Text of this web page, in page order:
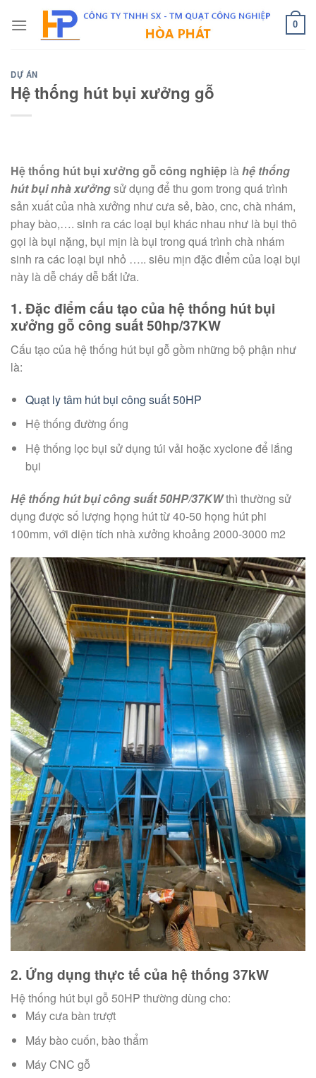
0
DỰ ÁN
Hệ thống hút bụi xưởng gỗ
Hệ thống hút bụi xưởng gỗ công nghiệp là hệ thống
hút bụi nhà xưởngsử dụng để thu gom trong quá trình
sản xuất của nhà xưởng như cưa sẻ, bào, cnc, chà nhám,
phay bào,…. sinh ra các loại bụi khác nhau như là bụi thô
gọi là bụi nặng, bụi mịn là bụi trong quá trình chà nhám
sinh ra các loại bụi nhỏ ….. siêu mịn đặc điểm của loại bụi
này là dễ cháy dễ bắt lửa.
1. Đặc điểm cấu tạo của hệ thống hút bụi
xưởng gỗ công suất 50hp/37KW
Cấu tạo của hệ thống hút bụi gỗ gồm những bộ phận như
là:
Quạt ly tâm hút bụi công suất 50HP
Hệ thống đường ống
Hệ thống lọc bụi sử dụng túi vải hoặc xyclone để lắng
bụi
Hệ thống hút bụi công suất 50HP/37KWthì thường sử
dụng được số lượng họng hút từ 40-50 họng hút phi
100mm, với diện tích nhà xưởng khoảng 2000-3000 m2
2. Ứng dụng thực tế của hệ thống 37kW
Hệ thống hút bụi gỗ 50HP thường dùng cho:
Máy cưa bàn trượt
Máy bào cuốn, bào thẩm
Máy CNC gỗ